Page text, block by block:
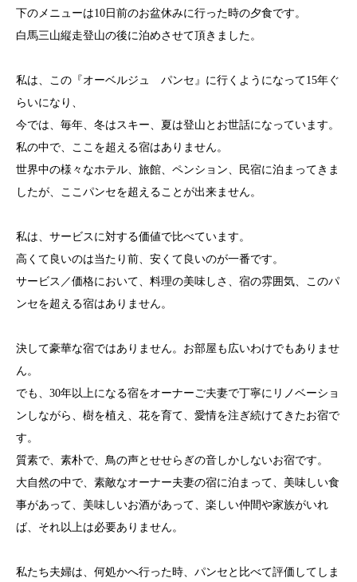
下のメニューは10日前のお盆休みに行った時の夕食です。
白馬三山縦走登山の後に泊めさせて頂きました。
私は、この『オーベルジュ パンセ』に行くようになって15年ぐ
らいになり、
今では、毎年、冬はスキー、夏は登山とお世話になっています。
私の中で、ここを超える宿はありません。
世界中の様々なホテル、旅館、ペンション、民宿に泊まってきま
したが、ここパンセを超えることが出来ません。
私は、サービスに対する価値で比べています。
高くて良いのは当たり前、安くて良いのが一番です。
サービス／価格において、料理の美味しさ、宿の雰囲気、このパ
ンセを超える宿はありません。
決して豪華な宿ではありません。お部屋も広いわけでもありませ
ん。
でも、30年以上になる宿をオーナーご夫妻で丁寧にリノベーショ
ンしながら、樹を植え、花を育て、愛情を注ぎ続けてきたお宿で
す。
質素で、素朴で、鳥の声とせせらぎの音しかしないお宿です。
大自然の中で、素敵なオーナー夫妻の宿に泊まって、美味しい食
事があって、美味しいお酒があって、楽しい仲間や家族がいれ
ば、それ以上は必要ありません。
私たち夫婦は、何処かへ行った時、パンセと比べて評価してしま